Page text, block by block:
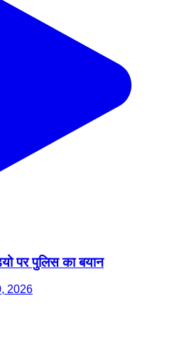
पर पुलिस का बयान
2026